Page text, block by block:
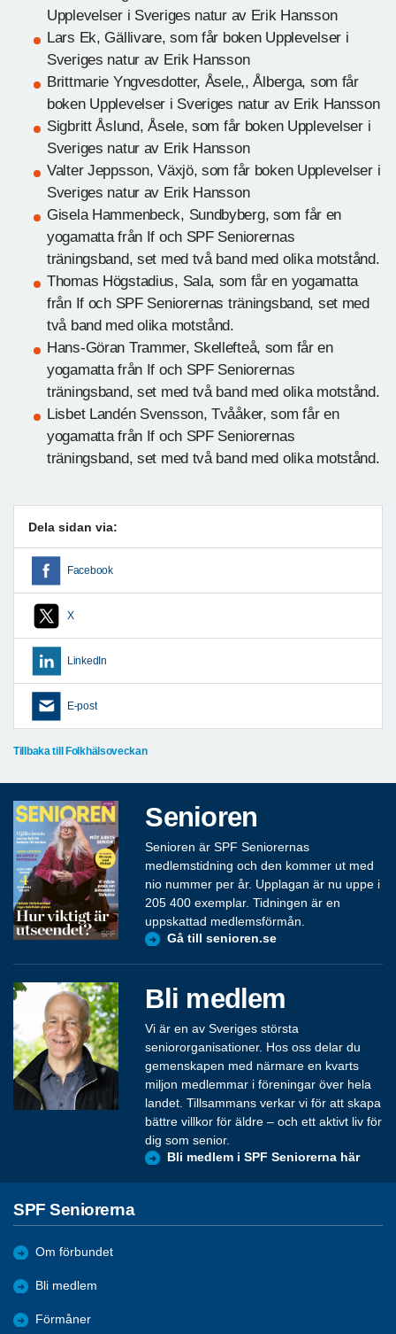
Upplevelser i Sveriges natur av Erik Hansson
Lars Ek, Gällivare, som får boken Upplevelser i
Sveriges natur av Erik Hansson
Brittmarie Yngvesdotter, Åsele,, Ålberga, som får
boken Upplevelser i Sveriges natur av Erik Hansson
Sigbritt Åslund, Åsele, som får boken Upplevelser i
Sveriges natur av Erik Hansson
Valter Jeppsson, Växjö, som får boken Upplevelser i
Sveriges natur av Erik Hansson
Gisela Hammenbeck, Sundbyberg, som får en
yogamatta från If och SPF Seniorernas
träningsband, set med två band med olika motstånd.
Thomas Högstadius, Sala, som får en yogamatta
från If och SPF Seniorernas träningsband, set med
två band med olika motstånd.
Hans-Göran Trammer, Skellefteå, som får en
yogamatta från If och SPF Seniorernas
träningsband, set med två band med olika motstånd.
Lisbet Landén Svensson, Tvååker, som får en
yogamatta från If och SPF Seniorernas
träningsband, set med två band med olika motstånd.
Dela sidan via:
Facebook
X
LinkedIn
E-post
Tillbaka till Folkhälsoveckan
Senioren
Senioren är SPF Seniorernas
medlemstidning och den kommer ut med
nio nummer per år. Upplagan är nu uppe i
205 400 exemplar. Tidningen är en
uppskattad medlemsförmån.
Gå till senioren.se
Bli medlem
Vi är en av Sveriges största
seniororganisationer. Hos oss delar du
gemenskapen med närmare en kvarts
miljon medlemmar i föreningar över hela
landet. Tillsammans verkar vi för att skapa
bättre villkor för äldre – och ett aktivt liv för
dig som senior.
Bli medlem i SPF Seniorerna här
SPF Seniorerna
Om förbundet
Bli medlem
Förmåner